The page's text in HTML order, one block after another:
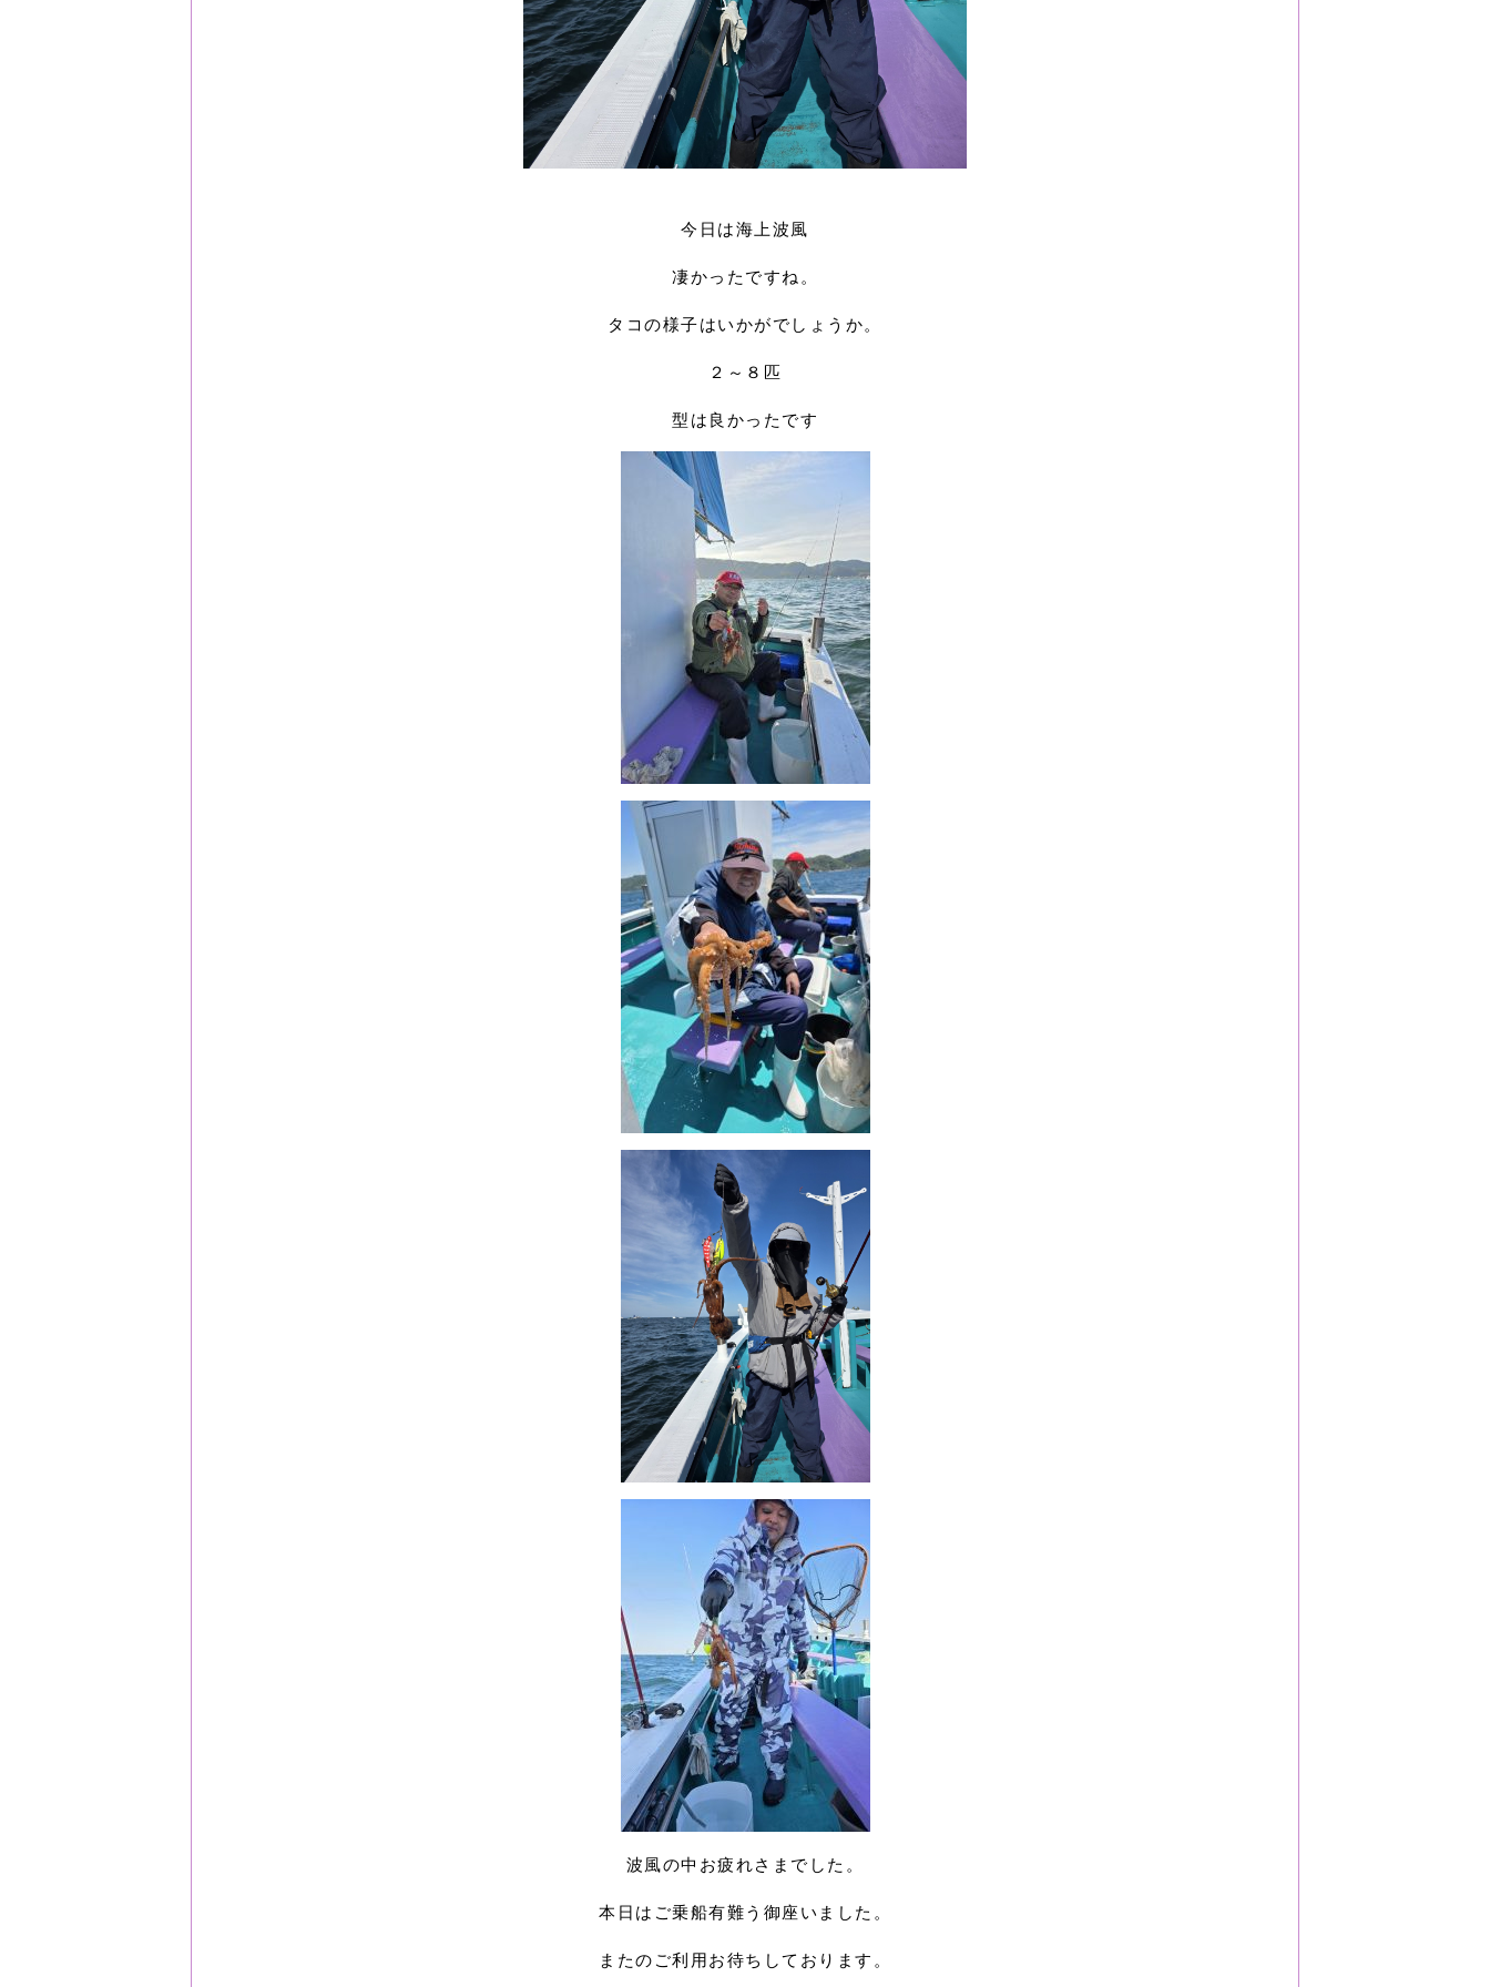
今日は海上波風
凄かったですね。
タコの様子はいかがでしょうか。
２～８匹
型は良かったです
波風の中お疲れさまでした。
本日はご乗船有難う御座いました。
またのご利用お待ちしております。